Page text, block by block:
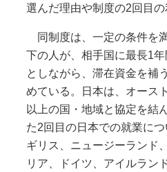
選んだ理由や制度の2回目の
同制度は、一定の条件を
下の人が、相手国に最長1
としながら、滞在資金を補
めている。日本は、オース
以上の国・地域と協定を結
た2回目の日本での就業に
ギリス、ニュージーランド
リア、ドイツ、アイルラン